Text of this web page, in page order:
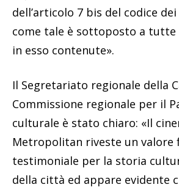
dell’articolo 7 bis del codice
come tale è sottoposto a tutte
in esso contenute».
Il Segretariato regionale della
Commissione regionale per il
culturale è stato chiaro: «Il
Metropolitan riveste un valore
testimoniale per la storia
della città ed appare evidente